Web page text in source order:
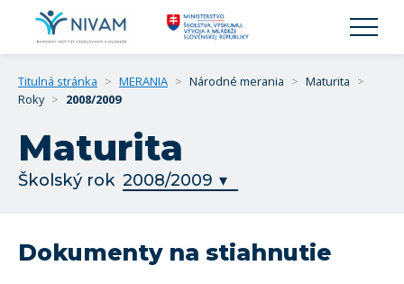
Titulná stránka > MERANIA > Národné merania > Maturita >
Roky > 2008/2009
Maturita
Školský rok
Dokumenty na stiahnutie